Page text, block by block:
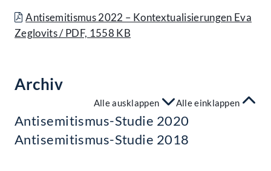
Antisemitismus 2022 – Kontextualisierungen Eva
Zeglovits / PDF, 1558 KB
Archiv
Alle ausklappen Alle einklappen
Antisemitismus-Studie 2020
Antisemitismus-Studie 2018